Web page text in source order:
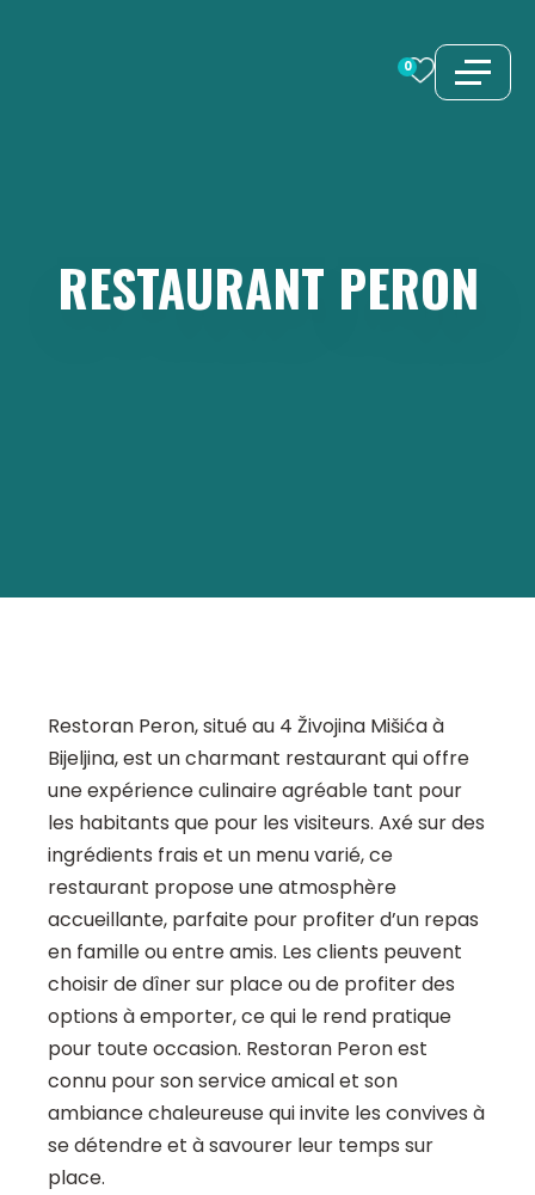
0
RESTAURANT PERON
Restoran Peron, situé au 4 Živojina Mišića à
Bijeljina, est un charmant restaurant qui offre
une expérience culinaire agréable tant pour
les habitants que pour les visiteurs. Axé sur des
ingrédients frais et un menu varié, ce
restaurant propose une atmosphère
accueillante, parfaite pour profiter d’un repas
en famille ou entre amis. Les clients peuvent
choisir de dîner sur place ou de profiter des
options à emporter, ce qui le rend pratique
pour toute occasion. Restoran Peron est
connu pour son service amical et son
ambiance chaleureuse qui invite les convives à
se détendre et à savourer leur temps sur
place.